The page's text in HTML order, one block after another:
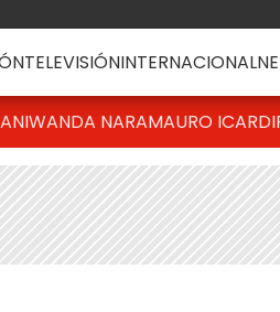
TELEVISIÓNINTERNACIONAL
WANDA NARAMAURO ICARDI